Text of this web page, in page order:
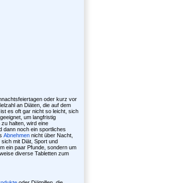
oder kurz vor
an Diäten, die auf dem
es oft gar nicht so leicht, sich
um langfristig
halten, wird eine
dann noch ein sportliches
Abnehmennicht über Nacht,
mit Diät, Sport und
ein paar Pfunde, sondern um
diverse Tabletten zum